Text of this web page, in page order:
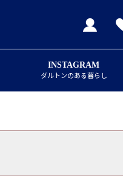
INSTAGRAM
ダルトンのある暮らし